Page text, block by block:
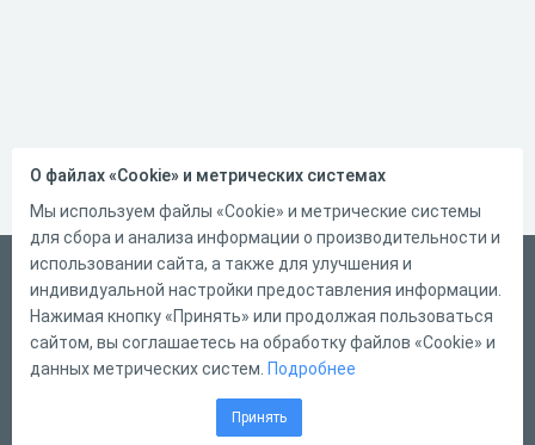
Русский
Справка
Форма обратной связи
О файлах «Cookie» и метрических системах
Мы используем файлы «Cookie» и метрические системы
для сбора и анализа информации о производительности и
использовании сайта, а также для улучшения и
индивидуальной настройки предоставления информации.
Нажимая кнопку «Принять» или продолжая пользоваться
сайтом, вы соглашаетесь на обработку файлов «Cookie» и
данных метрических систем. Подробнее
Принять